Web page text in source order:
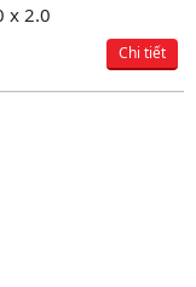
x 2.0
Chi tiết